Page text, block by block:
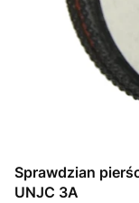
Sprawdzian
UNJC 3A